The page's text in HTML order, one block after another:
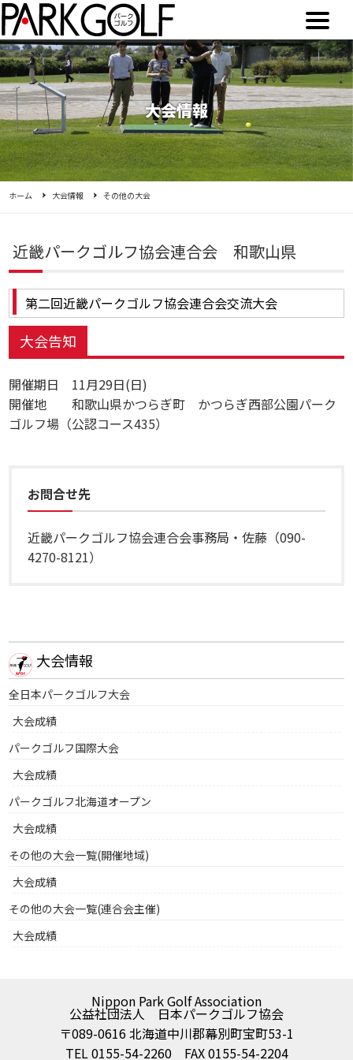
大会情報
ホーム 大会情報 その他の大会
大会情報
全日本パークゴルフ大会
大会成績
パークゴルフ国際大会
大会成績
パークゴルフ北海道オープン
大会成績
その他の大会一覧(開催地域)
大会成績
その他の大会一覧(連合会主催)
大会成績
近畿パークゴルフ協会連合会 和歌山県
第二回近畿パークゴルフ協会連合会交流大会
大会告知
開催期日 11月29日(日)
開催地 和歌山県かつらぎ町 かつらぎ西部公園パーク
ゴルフ場（公認コース435）
お問合せ先
近畿パークゴルフ協会連合会事務局・佐藤（090-
4270-8121）
Nippon Park Golf Association
公益社団法人 日本パークゴルフ協会
〒089-0616 北海道中川郡幕別町宝町53-1
TEL 0155-54-2260 FAX 0155-54-2204